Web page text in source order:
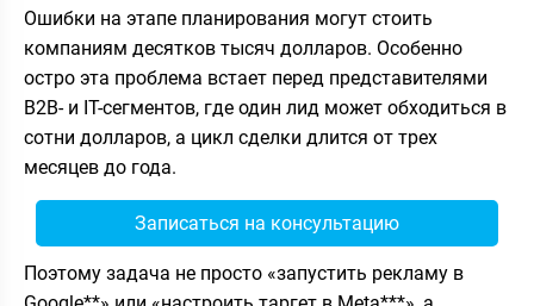
Ошибки на этапе планирования могут стоить
компаниям десятков тысяч долларов. Особенно
остро эта проблема встает перед представителями
B2B- и IT-сегментов, где один лид может обходиться в
сотни долларов, а цикл сделки длится от трех
месяцев до года.
Записаться на консультацию
Поэтому задача не просто «запустить рекламу в